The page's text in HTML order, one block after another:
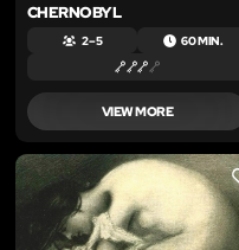
CHERNOBYL
2 – 5 60 MIN.
VIEW MORE